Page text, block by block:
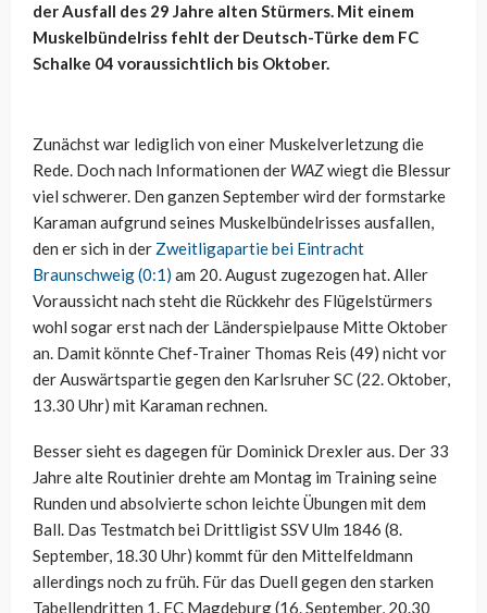
der Ausfall des 29 Jahre alten Stürmers. Mit einem
Muskelbündelriss fehlt der Deutsch-Türke dem FC
Schalke 04 voraussichtlich bis Oktober.
Zunächst war lediglich von einer Muskelverletzung die
Rede. Doch nach Informationen der WAZwiegt die Blessur
viel schwerer. Den ganzen September wird der formstarke
Karaman aufgrund seines Muskelbündelrisses ausfallen,
den er sich in der Zweitligapartie bei Eintracht
Braunschweig (0:1) am 20. August zugezogen hat. Aller
Voraussicht nach steht die Rückkehr des Flügelstürmers
wohl sogar erst nach der Länderspielpause Mitte Oktober
an. Damit könnte Chef-Trainer Thomas Reis (49) nicht vor
der Auswärtspartie gegen den Karlsruher SC (22. Oktober,
13.30 Uhr) mit Karaman rechnen.
Besser sieht es dagegen für Dominick Drexler aus. Der 33
Jahre alte Routinier drehte am Montag im Training seine
Runden und absolvierte schon leichte Übungen mit dem
Ball. Das Testmatch bei Drittligist SSV Ulm 1846 (8.
September, 18.30 Uhr) kommt für den Mittelfeldmann
allerdings noch zu früh. Für das Duell gegen den starken
Tabellendritten 1. FC Magdeburg (16. September, 20.30